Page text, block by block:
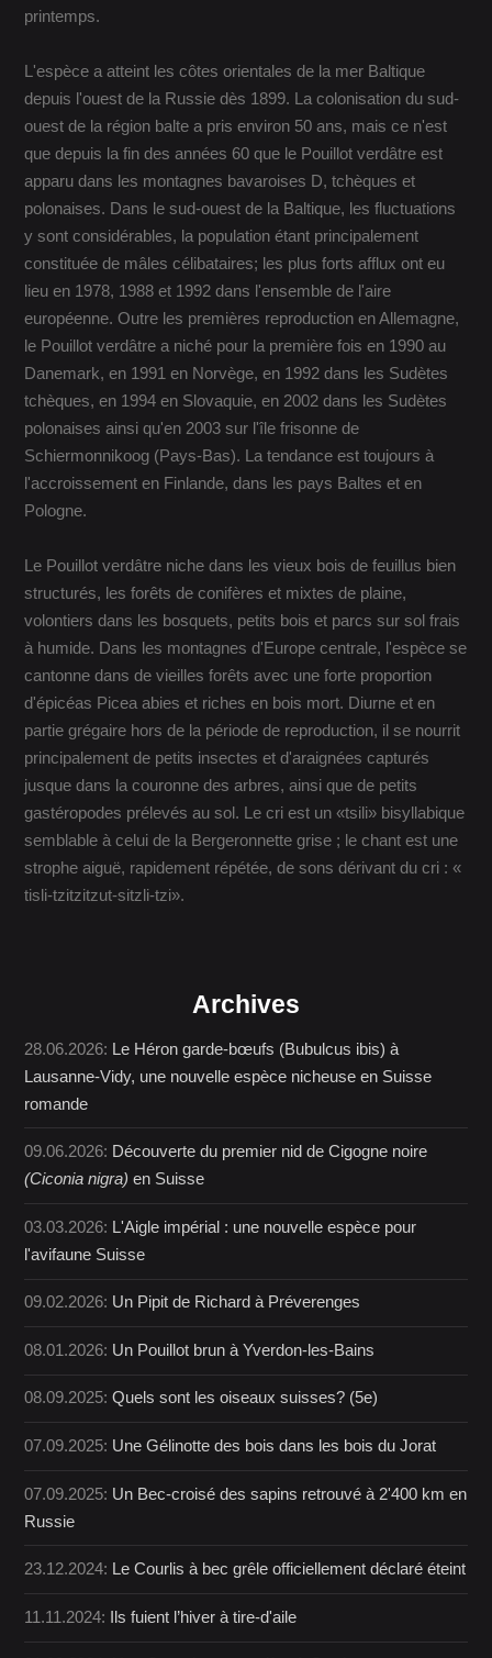
printemps.
L'espèce a atteint les côtes orientales de la mer Baltique
depuis l'ouest de la Russie dès 1899. La colonisation du sud-
ouest de la région balte a pris environ 50 ans, mais ce n'est
que depuis la fin des années 60 que le Pouillot verdâtre est
apparu dans les montagnes bavaroises D, tchèques et
polonaises. Dans le sud-ouest de la Baltique, les fluctuations
y sont considérables, la population étant principalement
constituée de mâles célibataires; les plus forts afflux ont eu
lieu en 1978, 1988 et 1992 dans l'ensemble de l'aire
européenne. Outre les premières reproduction en Allemagne,
le Pouillot verdâtre a niché pour la première fois en 1990 au
Danemark, en 1991 en Norvège, en 1992 dans les Sudètes
tchèques, en 1994 en Slovaquie, en 2002 dans les Sudètes
polonaises ainsi qu'en 2003 sur l'île frisonne de
Schiermonnikoog (Pays-Bas). La tendance est toujours à
l'accroissement en Finlande, dans les pays Baltes et en
Pologne.
Le Pouillot verdâtre niche dans les vieux bois de feuillus bien
structurés, les forêts de conifères et mixtes de plaine,
volontiers dans les bosquets, petits bois et parcs sur sol frais
à humide. Dans les montagnes d'Europe centrale, l'espèce se
cantonne dans de vieilles forêts avec une forte proportion
d'épicéas Picea abies et riches en bois mort. Diurne et en
partie grégaire hors de la période de reproduction, il se nourrit
principalement de petits insectes et d'araignées capturés
jusque dans la couronne des arbres, ainsi que de petits
gastéropodes prélevés au sol. Le cri est un «tsili» bisyllabique
semblable à celui de la Bergeronnette grise ; le chant est une
strophe aiguë, rapidement répétée, de sons dérivant du cri : «
tisli-tzitzitzut-sitzli-tzi».
Archives
28.06.2026: Le Héron garde-bœufs (Bubulcus ibis) à
Lausanne-Vidy, une nouvelle espèce nicheuse en Suisse
romande
09.06.2026: Découverte du premier nid de Cigogne noire
(Ciconia nigra) en Suisse
03.03.2026: L'Aigle impérial : une nouvelle espèce pour
l'avifaune Suisse
09.02.2026: Un Pipit de Richard à Préverenges
08.01.2026: Un Pouillot brun à Yverdon-les-Bains
08.09.2025:Quels sont les oiseaux suisses? (5e)
07.09.2025: Une Gélinotte des bois dans les bois du Jorat
07.09.2025: Un Bec-croisé des sapins retrouvé à 2'400 km en
Russie
23.12.2024: Le Courlis à bec grêle officiellement déclaré éteint
11.11.2024: Ils fuient l’hiver à tire-d'aile